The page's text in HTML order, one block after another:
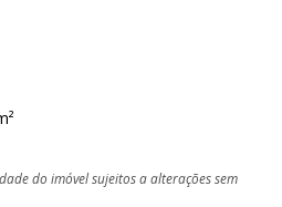
do imóvel sujeitos a alterações sem